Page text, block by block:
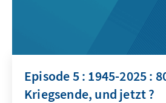
Episode 5 : 1945-2025 :
Kriegsende, und jetzt ?